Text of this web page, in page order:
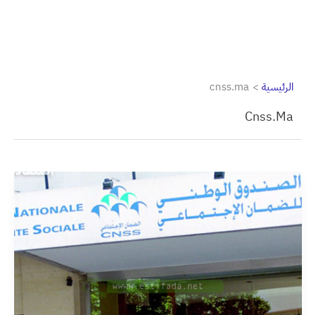
الرئيسية cnss.ma
Cnss.ma